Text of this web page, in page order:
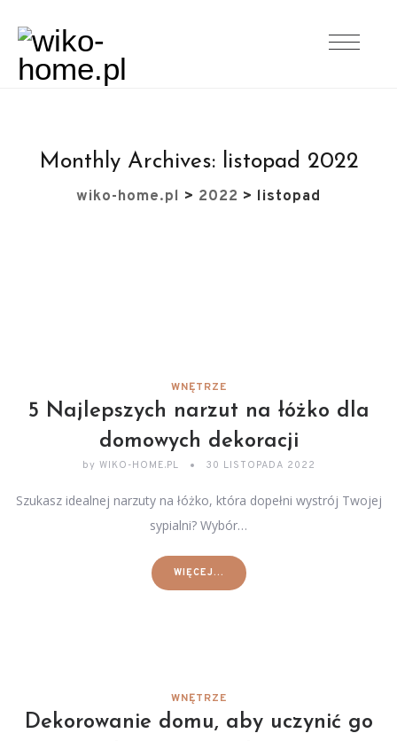
Monthly Archives: listopad 2022
wiko-home.pl > 2022 > listopad
WNĘTRZE
5 Najlepszych narzut na łóżko dla
domowych dekoracji
by WIKO-HOME.PL 30 LISTOPADA 2022
Szukasz idealnej narzuty na łóżko, która dopełni wystrój Twojej
sypialni? Wybór…
WIĘCEJ...
WNĘTRZE
Dekorowanie domu, aby uczynić go